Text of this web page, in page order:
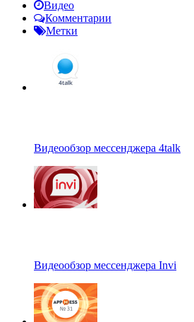
Видео
Комментарии
Метки
Видеообзор мессенджера 4talk
Видеообзор мессенджера Invi